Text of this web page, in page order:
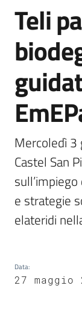
Novità
Servizi
Leggi
atti
bandi
Piani
programmi
progetti
Agricoltura
in
Salta al contenuto
Teli
Mercoledì 3
Castel San
e strategie
elateridi
Data:
27 maggio